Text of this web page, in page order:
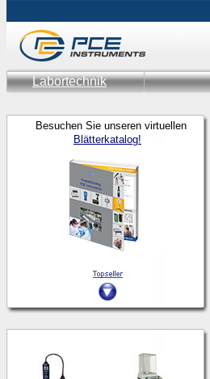
Labortechnik
Besuchen Sie unseren virtuellen
Blätterkatalog!